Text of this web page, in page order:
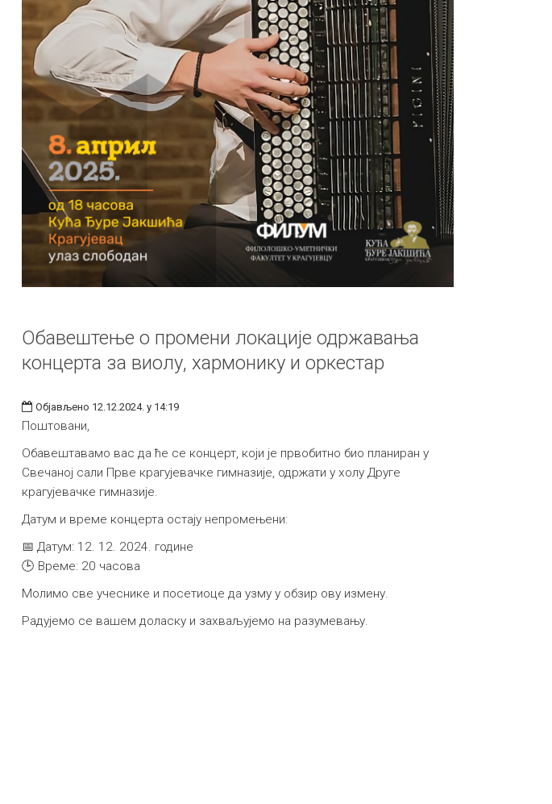
Обавештење о промени локације одржавања
концерта за виолу, хармонику и оркестар
Објављено 12.12.2024. у 14:19
Поштовани,
Обавештавамо вас да ће се концерт, који је првобитно био планиран у
Свечаној сали Прве крагујевачке гимназије, одржати у холу Друге
крагујевачке гимназије.
Датум и време концерта остају непромењени:
📅 Датум: 12. 12. 2024. године
🕒 Време: 20 часова
Молимо све учеснике и посетиоце да узму у обзир ову измену.
Радујемо се вашем доласку и захваљујемо на разумевању.